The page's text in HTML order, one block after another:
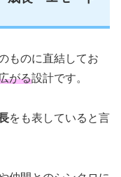
ものに直結してお
がる設計です。
をも表していると言